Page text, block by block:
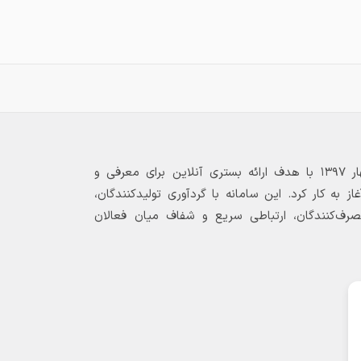
بازارگاه الکترونیکی فولاد ۲۴ از بهار ۱۳۹۷ با هدف ارائه بستری آنلاین برای معرفی و
کار کرد. این سامانه با گردآوری تولیدکنندگان،
ارتباطی سریع و شفاف میان فعالان